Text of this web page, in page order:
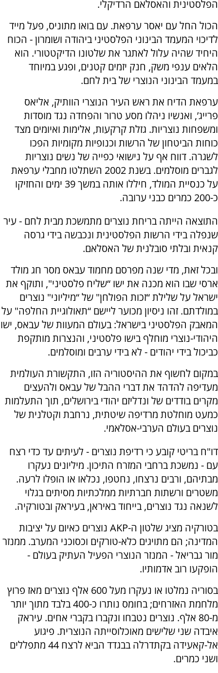
הפלסטינית והאסלאם הרדיקלי.
הכול החל עם יאסר ערפאת. עם בואו מתוניס, פעל מייד
לדיכוי המעמד הבינוני הפלסטיני ביהודה ושומרון - הכוח
היחיד שהיה עלול לאתגר את שלטונו הדיקטטורי. הוא
הלאים ענפי משק, חנק יזמים קטנים, ופגע במיוחד
במעמד הבינוני הנוצרי של בית לחם.
ערפאת הדיח את ראש העיר הנוצרי הוותיק, אליאס
פרייג’, ואנשיו ניהלו מסע טרור והפחדה נגד מוסדות
ומשפחות נוצריות. גזלת קרקעות, אלימות ואיומים מצד
כוחות הביטחון של הרשות וכנופיות מקומיות הפכו
לשגרה. דווח אף על נישואי כפייה של נשים נוצריות
לגברים מוסלמים. בשנת 2002 השתלטו מחבלי ערפאת
על כנסיית המולד, חיללו אותה במשך 39 ימים והחזיקו
כ-200 כמרים כבני ערובה.
התוצאה הייתה בריחת נוצרים מתמשכת מבית לחם - עיר
שנפלה בידי הרשות הפלסטינית ונכבשה בידי גרסה
קנאית ובלתי סובלנית של האסלאם.
ובכל זאת, מדי שנה מפרסם מחמוד עבאס מסר חג מולד
ארסי שבו הוא מכנה את ישו “שליח פלסטיני", ותוקף את
ישראל על שלילת “זכות הפולחן" של “מיליוני" נוצרים
במולדתם. זהו ניסיון מכוער ליישם “תאולוגיית החלפה" על
המאבק הפלסטיני בישראל: בעולם המעוות של עבאס, ישו
היהודי-נוצרי מוחלף בישו פלסטיני, והנצרות מותקפת
כביכול בידי יהודים - לא בידי ערבים ומוסלמים.
במקום לחשוף את ההיסטוריה הזו, התקשורת העולמית
מעדיפה להדהד את דברי ההבל של עבאס ולהעצים
מקרים בודדים של ונדליזם יהודי בירושלים, תוך התעלמות
כמעט מוחלטת מרדיפה שיטתית, נרחבת וקטלנית של
נוצרים בעולם הערבי-אסלאמי.
דו"ח בריטי קובע כי רדיפת נוצרים - לעיתים עד כדי רצח
עם - נמשכת ברחבי המזרח התיכון. מיליונים נעקרו
מבתיהם, ורבים נרצחו, נחטפו, נכלאו או הופלו לרעה.
משטרים ורשתות חברתיות ממלכתיות מסיתים בגלוי
לשנאה נגד נוצרים, בייחוד באיראן, בעיראק ובטורקיה.
בטורקיה מציג שלטון ה-AKP נוצרים כאיום על יציבות
המדינה; הם מתויגים כלא-טורקים וכסוכני המערב. ממנזר
מור גבריאל - המנזר הנוצרי הפעיל העתיק בעולם -
הופקעו רוב אדמותיו.
בסוריה נמלטו או נעקרו מעל 600 אלף נוצרים מאז פרוץ
מלחמת האזרחים; בחומס נותרו כ-400 בלבד מתוך יותר
מ-80 אלף. נוצרים נטבחו ונקברו בקברי אחים. עיראק
איבדה שני שלישים מאוכלוסייתה הנוצרית. פיגוע
אל-קאעידה בקתדרלה בבגדד הביא לרצח 44 מתפללים
ושני כמרים.